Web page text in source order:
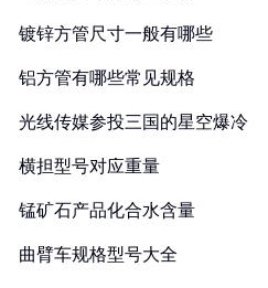
镀锌方管尺寸一般有哪些
铝方管有哪些常见规格
光线传媒参投三国的星空爆冷
横担型号对应重量
锰矿石产品化合水含量
曲臂车规格型号大全